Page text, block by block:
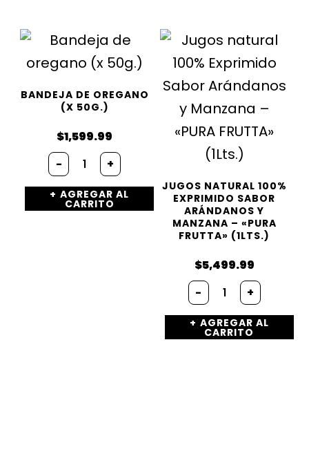
BANDEJA DE OREGANO
(X 50G.)
$1,599.99
- Bandeja
de
oregano
(x
50g.)
+
AGREGAR AL
CARRITO
JUGOS NATURAL 100%
EXPRIMIDO SABOR
ARÁNDANOS Y
MANZANA – «PURA
FRUTTA» (1LTS.)
$5,499.99
- Jugos
natural
100%
Exprimido
Sabor
+
AGREGAR AL
CARRITO